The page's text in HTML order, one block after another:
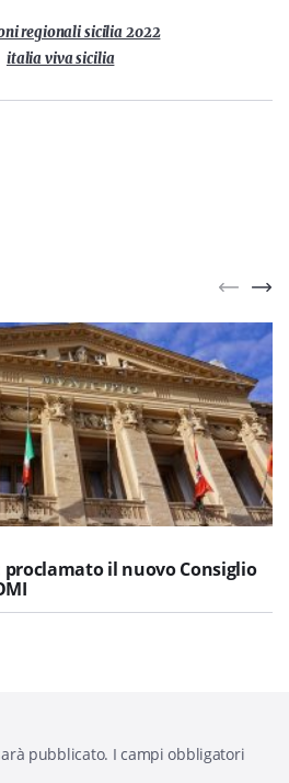
regionali sicilia 2022
italia viva sicilia
proclamato il nuovo Consiglio
pubblicato. I campi obbligatori